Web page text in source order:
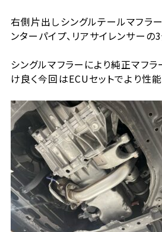
右側片出しシングルテールマフラー
ンターパイプ、リアサイレンサーの
シングルマフラーにより純正マフ
け良く今回はECUセットでより性